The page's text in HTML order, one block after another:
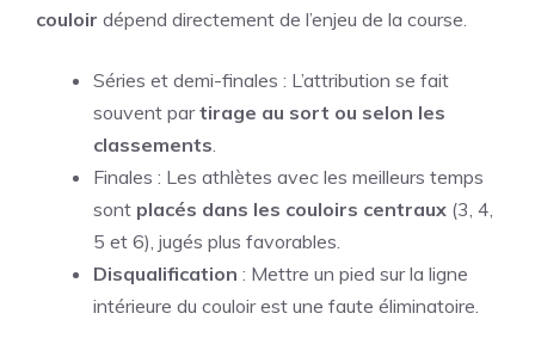
couloir dépend directement de l’enjeu de la course.
Séries et demi-finales : L’attribution se fait
souvent partirage au sort ou selon les
classements.
Finales : Les athlètes avec les meilleurs temps
sont placés dans les couloirs centraux (3, 4,
5 et 6), jugés plus favorables.
Disqualification : Mettre un pied sur la ligne
intérieure du couloir est une faute éliminatoire.